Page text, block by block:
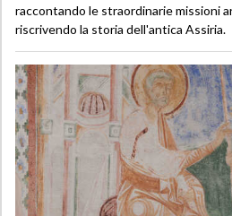
raccontando le straordinarie missioni
riscrivendo la storia dell'antica Assiria.